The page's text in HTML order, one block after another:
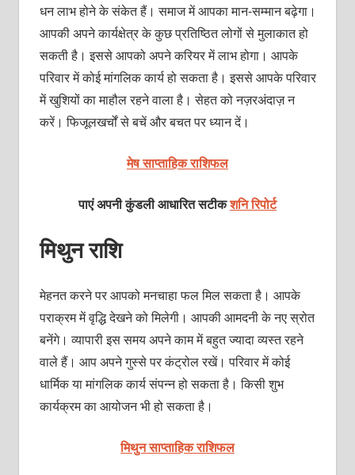
धन लाभ होने के संकेत हैं। समाज में आपका मान-सम्‍मान बढ़ेगा।
आपकी अपने कार्यक्षेत्र के कुछ प्रतिष्ठित लोगों से मुलाकात हो
सकती है। इससे आपको अपने करियर में लाभ होगा। आपके
परिवार में कोई मांगलिक कार्य हो सकता है। इससे आपके परिवार
में खुशियों का माहौल रहने वाला है। सेहत को नज़रअंदाज़ न
करें। फिजूलखर्चों से बचें और बचत पर ध्‍यान दें।
मेष साप्ताहिक राशिफल
पाएं अपनी कुंडली आधारित सटीकशनि रिपोर्ट
मिथुन राशि
मेहनत करने पर आपको मनचाहा फल मिल सकता है। आपके
पराक्रम में वृद्धि देखने को मिलेगी। आपकी आमदनी के नए स्रोत
बनेंगे। व्‍यापारी इस समय अपने काम में बहुत ज्‍यादा व्‍यस्‍त रहने
वाले हैं। आप अपने गुस्‍से पर कंट्रोल रखें। परिवार में कोई
धार्मिक या मांगलिक कार्य संपन्‍न हो सकता है। किसी शुभ
कार्यक्रम का आयोजन भी हो सकता है।
मिथुन साप्ताहिक राशिफल